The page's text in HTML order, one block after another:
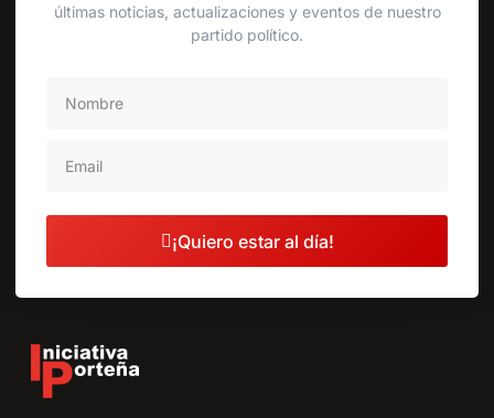
últimas noticias, actualizaciones y eventos de nuestro
partido político.
¡Quiero estar al día!